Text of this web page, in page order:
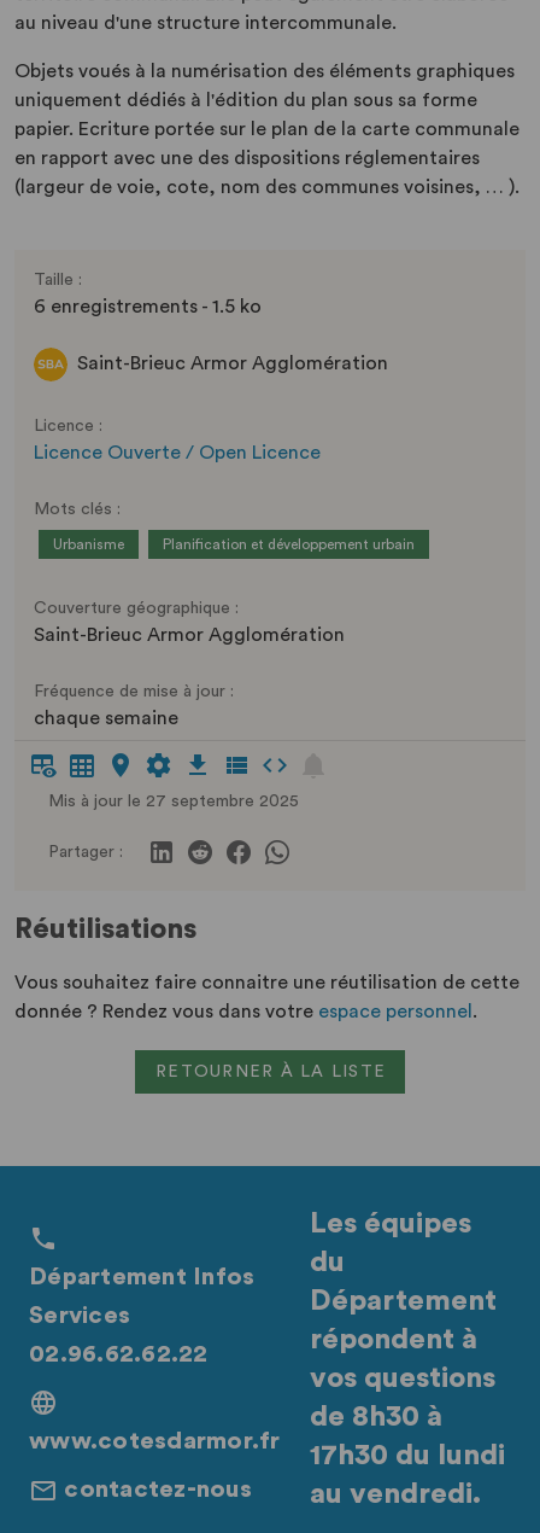
au niveau d'une structure intercommunale.
Objets voués à la numérisation des éléments graphiques
uniquement dédiés à l'édition du plan sous sa forme
papier. Ecriture portée sur le plan de la carte communale
en rapport avec une des dispositions réglementaires
(largeur de voie, cote, nom des communes voisines, … ).
Taille :
6 enregistrements - 1.5 ko
Saint-Brieuc Armor Agglomération
Licence :
Licence Ouverte / Open Licence
Mots clés :
Urbanisme Planification et développement urbain
Couverture géographique :
Saint-Brieuc Armor Agglomération
Fréquence de mise à jour :
chaque semaine
Mis à jour le 27 septembre 2025
Partager :
Réutilisations
Vous souhaitez faire connaitre une réutilisation de cette
donnée ? Rendez vous dans votre espace personnel .
RETOURNER À LA LISTE
Département Infos
Services
02.96.62.62.22
www.cotesdarmor.fr
contactez-nous
Les équipes
du
Département
répondent à
vos questions
de 8h30 à
17h30 du lundi
au vendredi.